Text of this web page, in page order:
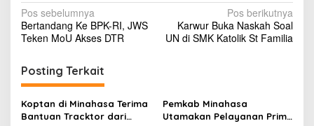
N
a
i
g
a
Pos sebelumnya
Bertandang Ke BPK-RI, JWS
Teken MoU Akses DTR
Pos berikutnya
Karwur Buka Naskah Soal
UN di SMK Katolik St Familia
Posting Terkait
Koptan di Minahasa Terima
Bantuan Tracktor dari
Pemkab Minahasa
Utamakan Pelayanan Prima